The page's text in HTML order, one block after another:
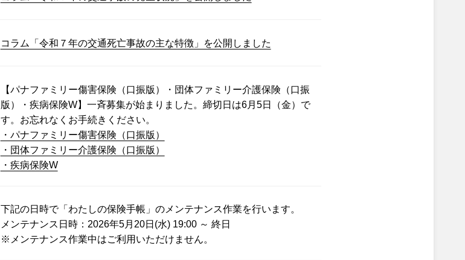
コラム「令和７年の交通死亡事故の主な特徴」を公開しました
【パナファミリー傷害保険（口振版）・団体ファミリー介護保険（口振
版）・疾病保険W】一斉募集が始まりました。締切日は6月5日（金）で
す。お忘れなくお手続きください。
・パナファミリー傷害保険（口振版）
・団体ファミリー介護保険（口振版）
・疾病保険W
下記の日時で「わたしの保険手帳」のメンテナンス作業を行います。
メンテナンス日時：2026年5月20日(水) 19:00 ～ 終日
※メンテナンス作業中はご利用いただけません。